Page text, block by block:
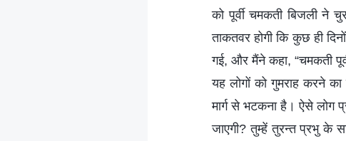
को पूर्वी चमकती बिजली ने
ताकतवर होगी कि कुछ ही
गई, और मैंने कहा, “चमकती
यह लोगों को गुमराह करने
मार्ग से भटकना है। ऐसे लोग
जाएगी? तुम्हें तुरन्त प्रभु के